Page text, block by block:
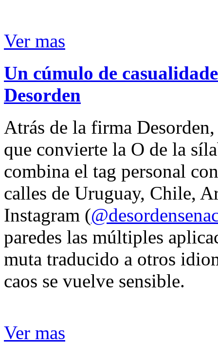
Ver mas
Un cúmulo de
Desorden
Atrás de la firma
que convierte la O de la
combina el tag personal
calles de Uruguay, Chile,
Instagram (
paredes las múltiples
muta traducido a otros
caos se vuelve sensible.
Ver mas